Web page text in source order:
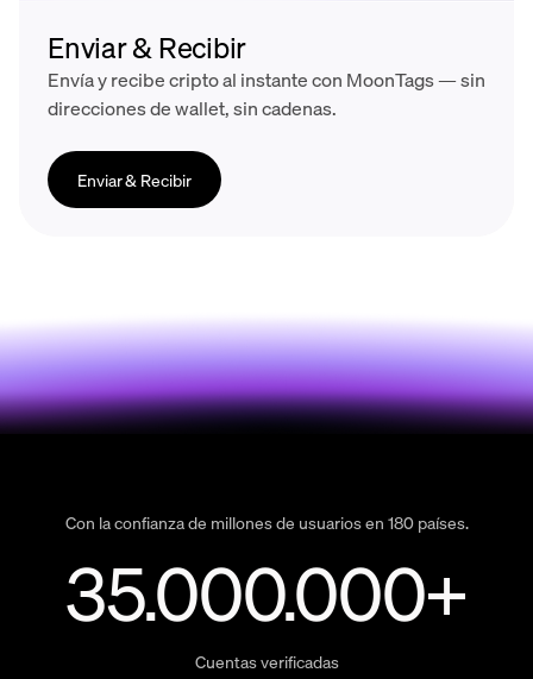
Enviar & Recibir
Envía y recibe cripto al instante con MoonTags — sin
direcciones de wallet, sin cadenas.
Enviar & Recibir
Con la confianza de millones de usuarios en 180 países.
35.000.000+
Cuentas verificadas